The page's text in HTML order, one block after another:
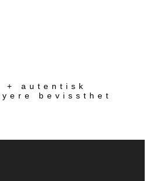
+ autentisk
bevissthet